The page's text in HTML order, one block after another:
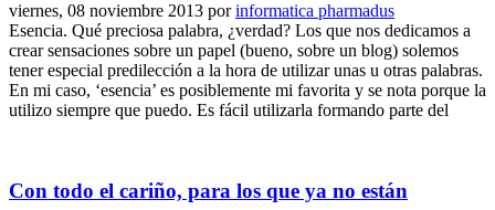
viernes, 08 noviembre 2013 porinformatica pharmadus
Esencia. Qué preciosa palabra, ¿verdad? Los que nos dedicamos a
crear sensaciones sobre un papel (bueno, sobre un blog) solemos
tener especial predilección a la hora de utilizar unas u otras palabras.
En mi caso, ‘esencia’ es posiblemente mi favorita y se nota porque la
utilizo siempre que puedo. Es fácil utilizarla formando parte del
Con todo el cariño, para los que ya no están